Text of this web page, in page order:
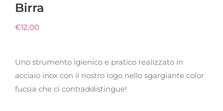
Birra
€12,00
Uno strumento igienico e pratico realizzato in
acciaio inox con il nostro logo nello sgargiante color
fucsia che ci contraddistingue!